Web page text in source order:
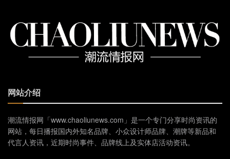
网站介绍
潮流情报网「www.chaoliunews.com」是一个专门分享时尚资讯的
网站，每日播报国内外知名品牌、小众设计师品牌、潮牌等新品和
代言人资讯，近期时尚事件、品牌线上及实体店活动资讯。